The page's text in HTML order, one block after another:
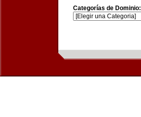
Categorías de Dominio: